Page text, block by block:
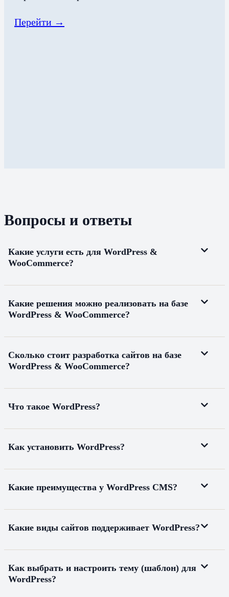
Перейти →
Вопросы и ответы
Какие услуги есть для WordPress &
WooCommerce?
Какие решения можно реализовать на базе
WordPress & WooCommerce?
Сколько стоит разработка сайтов на базе
WordPress & WooCommerce?
Что такое WordPress?
Как установить WordPress?
Какие преимущества у WordPress CMS?
Какие виды сайтов поддерживает WordPress?
Как выбрать и настроить тему (шаблон) для
WordPress?